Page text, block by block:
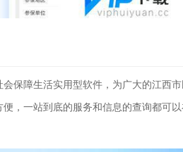
保障生活实用型软件，为广大的江西
，一站到底的服务和信息的查询都可